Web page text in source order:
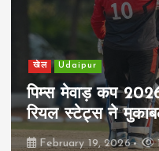
खेल Udaipur
पिम्स मेवाड़ कप
रियल स्टेट्स ने
February 19, 2026